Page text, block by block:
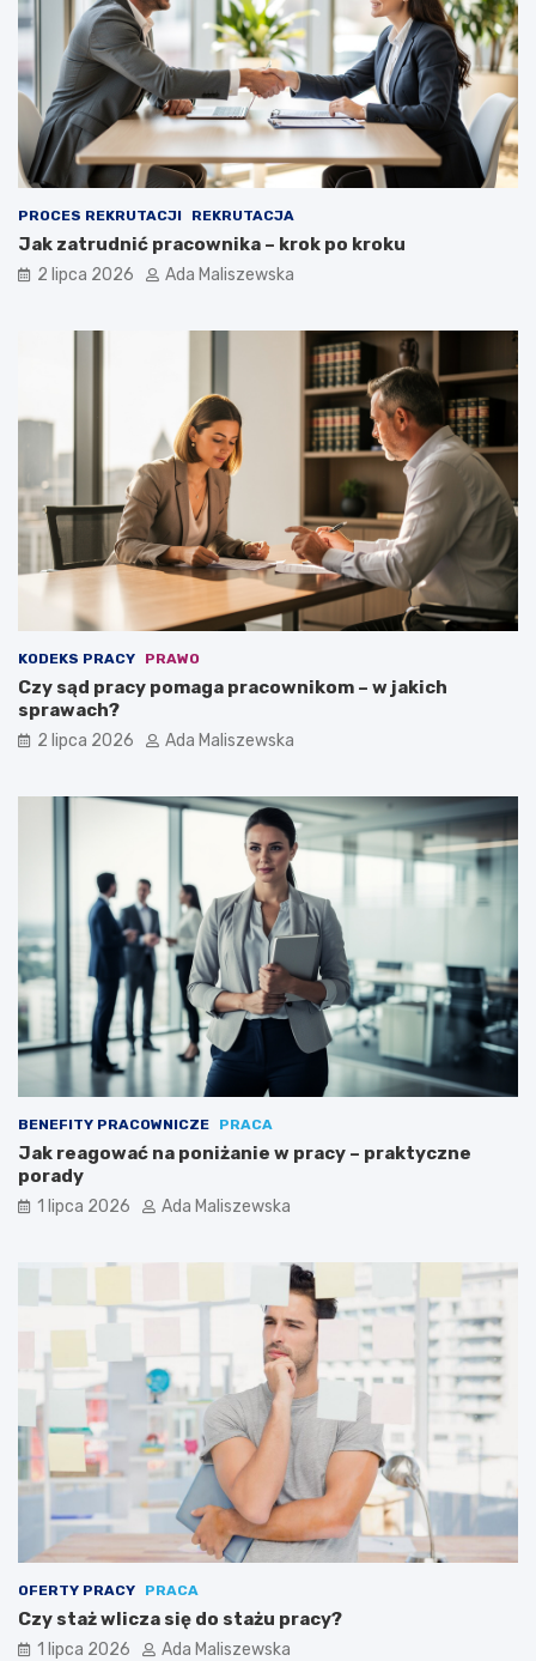
PROCES REKRUTACJI REKRUTACJA
Jak zatrudnić pracownika – krok po kroku
2 lipca 2026 Ada Maliszewska
KODEKS PRACY PRAWO
Czy sąd pracy pomaga pracownikom – w jakich
sprawach?
2 lipca 2026 Ada Maliszewska
BENEFITY PRACOWNICZE PRACA
Jak reagować na poniżanie w pracy – praktyczne
porady
1 lipca 2026 Ada Maliszewska
OFERTY PRACY PRACA
Czy staż wlicza się do stażu pracy?
1 lipca 2026 Ada Maliszewska